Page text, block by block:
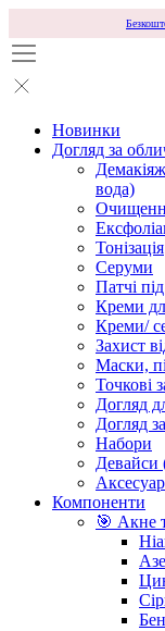
Новинки
Догляд за
вода)
Тонізація
Серуми
Патчі під
Креми
Креми/
Захист
Маски,
Точкові
Догляд
Догляд
Набори
Девайси
Компоненти
🎯 Акне